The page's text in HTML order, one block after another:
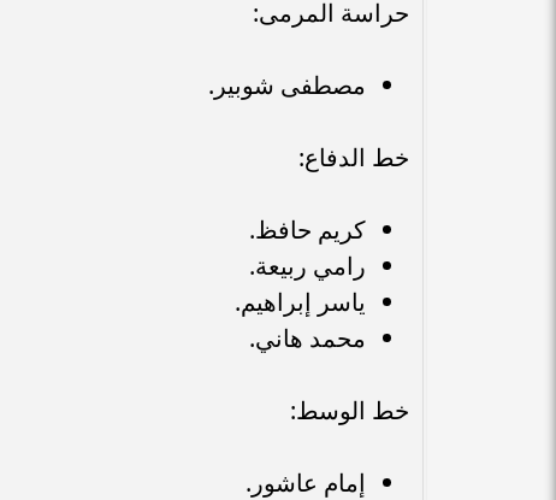
حراسة المرمى:
مصطفى شوبير.
خط الدفاع:
كريم حافظ.
رامي ربيعة.
ياسر إبراهيم.
محمد هاني.
خط الوسط:
إمام عاشور.